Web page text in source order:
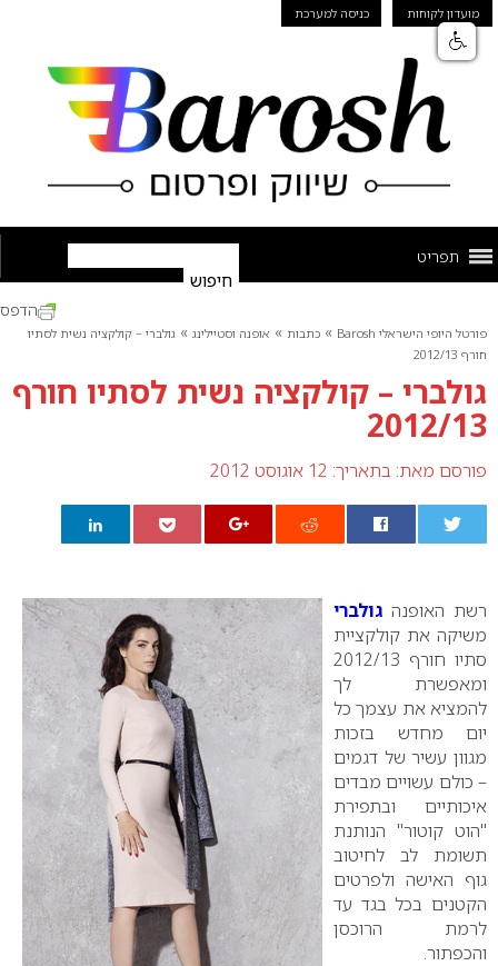
מועדון לקוחות כניסה למערכת
תפריט
פורטל היופי הישראלי Barosh » כתבות » אופנה וסטיילינג » גולברי – קולקציה נשית לסתיו
חורף 2012/13
גולברי – קולקציה נשית לסתיו חורף
2012/13
פורסם מאת: בתאריך: 12 אוגוסט 2012
הדפס
רשת האופנה גולברי
משיקה את קולקציית
סתיו חורף 2012/13
ומאפשרת לך
להמציא את עצמך כל
יום מחדש בזכות
מגוון עשיר של דגמים
– כולם עשויים מבדים
איכותיים ובתפירת
"הוט קוטור" הנותנת
תשומת לב לחיטוב
גוף האישה ולפרטים
הקטנים בכל בגד עד
לרמת הרוכסן
והכפתור.